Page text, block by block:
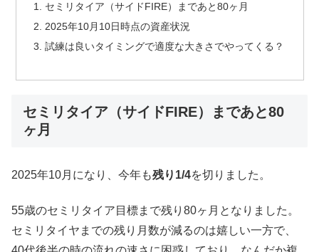
セミリタイア（サイドFIRE）まであと80ヶ月
2025年10月10日時点の資産状況
試練は良いタイミングで適度な大きさでやってくる？
セミリタイア（サイドFIRE）まであと80
ヶ月
2025年10月になり、今年も残り1/4を切りました。
55歳のセミリタイア目標まで残り80ヶ月となりました。
セミリタイヤまでの残り月数が減るのは嬉しい一方で、